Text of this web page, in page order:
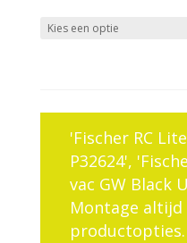
'Fischer RC
P32624',
vac GW Black
Montage
productopties.